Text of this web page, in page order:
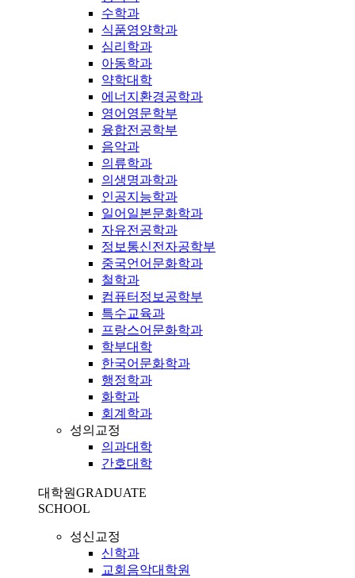
수학과
식품영양학과
심리학과
아동학과
약학대학
에너지환경공학과
영어영문학부
융합전공학부
음악과
의류학과
의생명과학과
인공지능학과
일어일본문화학과
자유전공학과
정보통신전자공학부
중국언어문화학과
철학과
컴퓨터정보공학부
특수교육과
프랑스어문화학과
학부대학
한국어문화학과
행정학과
화학과
회계학과
성의교정
의과대학
간호대학
대학원GRADUATE
SCHOOL
성신교정
신학과
교회음악대학원